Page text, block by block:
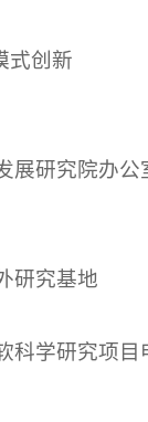
式创新
研究院办
研究基地
学研究项目